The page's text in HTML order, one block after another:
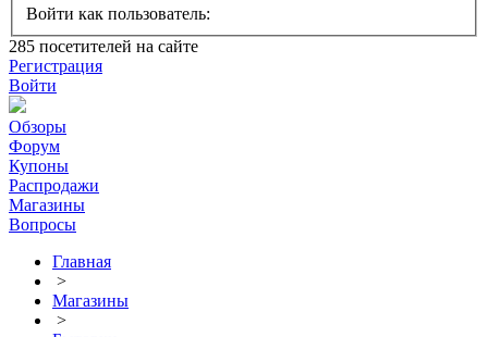
Войти как пользователь:
285 посетителей на сайте
Регистрация
Войти
Обзоры
Форум
Купоны
Распродажи
Магазины
Вопросы
Главная
>
Магазины
>